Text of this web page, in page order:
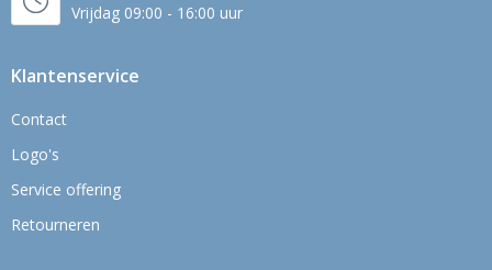
Vrijdag 09:00 - 16:00 uur
Klantenservice
Contact
Logo's
Service offering
Retourneren